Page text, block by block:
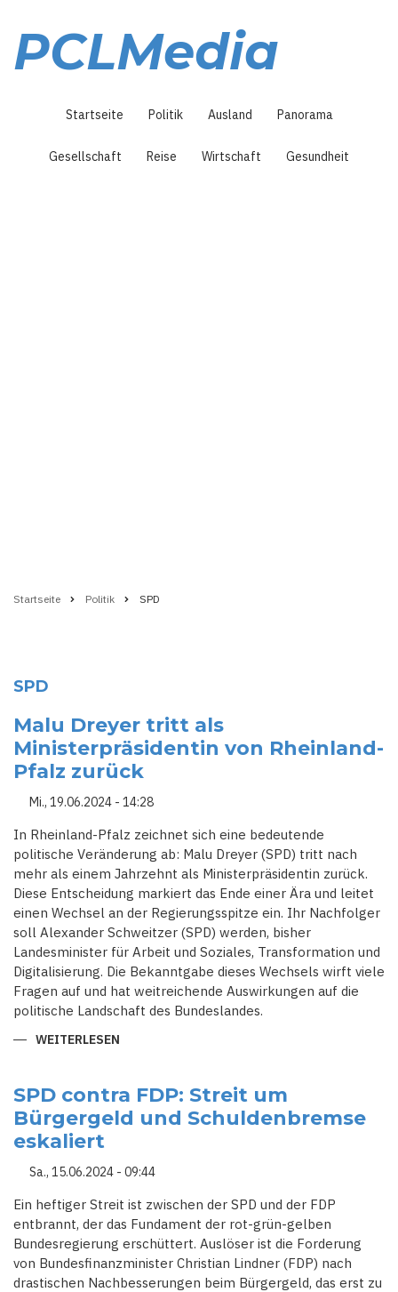
Inhalt
PCLMedia
Startseite Politik Ausland Panorama
Gesellschaft Reise Wirtschaft Gesundheit
Startseite Politik SPD
SPD
Malu Dreyer tritt als
Ministerpräsidentin von Rheinland-
Pfalz zurück
Mi., 19.06.2024 - 14:28
In Rheinland-Pfalz zeichnet sich eine bedeutende
politische Veränderung ab: Malu Dreyer (SPD) tritt nach
mehr als einem Jahrzehnt als Ministerpräsidentin zurück.
Diese Entscheidung markiert das Ende einer Ära und leitet
einen Wechsel an der Regierungsspitze ein. Ihr Nachfolger
soll Alexander Schweitzer (SPD) werden, bisher
Landesminister für Arbeit und Soziales, Transformation und
Digitalisierung. Die Bekanntgabe dieses Wechsels wirft viele
Fragen auf und hat weitreichende Auswirkungen auf die
politische Landschaft des Bundeslandes.
WEITERLESEN
ALS
MINISTERPRÄSIDENTIN
VON
RHEINLAND-
SPD contra FDP: Streit um
Bürgergeld und Schuldenbremse
eskaliert
Sa., 15.06.2024 - 09:44
Ein heftiger Streit ist zwischen der SPD und der FDP
entbrannt, der das Fundament der rot-grün-gelben
Bundesregierung erschüttert. Auslöser ist die Forderung
von Bundesfinanzminister Christian Lindner (FDP) nach
drastischen Nachbesserungen beim Bürgergeld, das erst zu